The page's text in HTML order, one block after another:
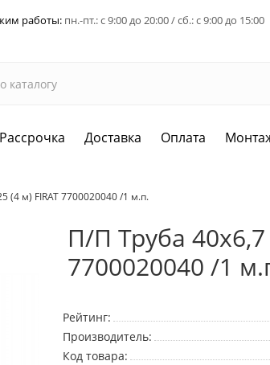
работы: пн.-пт.: с 9:00 до 20:00 / сб.: с 9:00 до 15:00
Рассрочка Доставка Оплата
(4 м) FIRAT 7700020040 /1 м.п.
П/П Труба 40х6,7
7700020040 /1
Рейтинг:
Производитель:
Код товара: